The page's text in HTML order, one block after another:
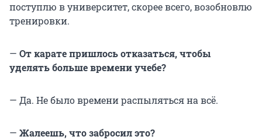
поступлю в университет, скорее всего, возобновлю
тренировки.
— От карате пришлось отказаться, чтобы
уделять больше времени учебе?
— Да. Не было времени распыляться на всё.
— Жалеешь, что забросил это?